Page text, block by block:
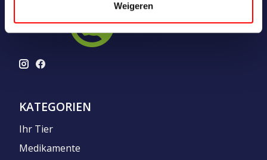
Weigeren
KATEGORIEN
Ihr Tier
Medikamente